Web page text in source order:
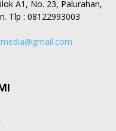
A1, No. 23, Palurahan,
Tlp : 08122993003